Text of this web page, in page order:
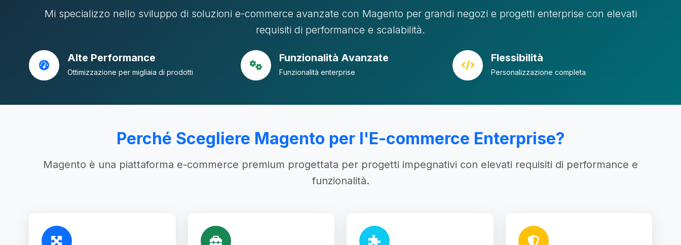
Mi specializzo nello sviluppo di soluzioni e-commerce avanzate con Magento per grandi negozi e progetti enterprise con elevati
requisiti di performance e scalabilità.
Alte Performance
Ottimizzazione per migliaia di prodotti
Funzionalità Avanzate
Funzionalità enterprise
Flessibilità
Personalizzazione completa
Perché Scegliere Magento per l'E-commerce Enterprise?
Magento è una piattaforma e-commerce premium progettata per progetti impegnativi con elevati requisiti di performance e
funzionalità.